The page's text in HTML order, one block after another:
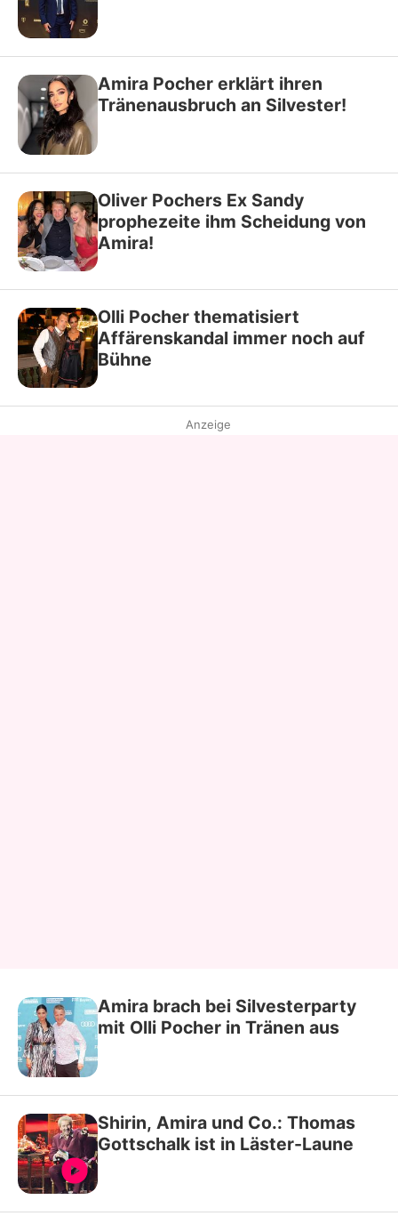
Amira Pocher erklärt ihren
Tränenausbruch an Silvester!
Oliver Pochers Ex Sandy
prophezeite ihm Scheidung von
Amira!
Olli Pocher thematisiert
Affärenskandal immer noch auf
Bühne
Anzeige
Amira brach bei Silvesterparty
mit Olli Pocher in Tränen aus
Shirin, Amira und Co.: Thomas
Gottschalk ist in Läster-Laune